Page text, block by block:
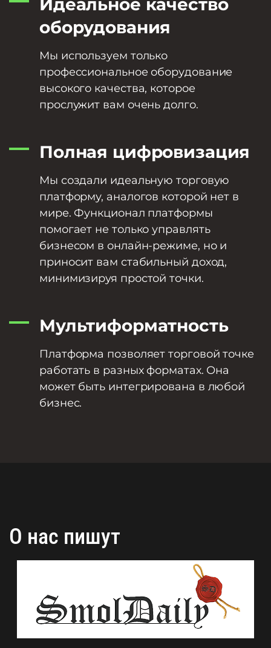
Идеальное качество
оборудования
Мы используем только
профессиональное оборудование
высокого качества, которое
прослужит вам очень долго.
Полная цифровизация
Мы создали идеальную торговую
платформу, аналогов которой нет в
мире. Функционал платформы
помогает не только управлять
бизнесом в онлайн-режиме, но и
приносит вам стабильный доход,
минимизируя простой точки.
Мультиформатность
Платформа позволяет торговой точке
работать в разных форматах. Она
может быть интегрирована в любой
бизнес.
О нас пишут